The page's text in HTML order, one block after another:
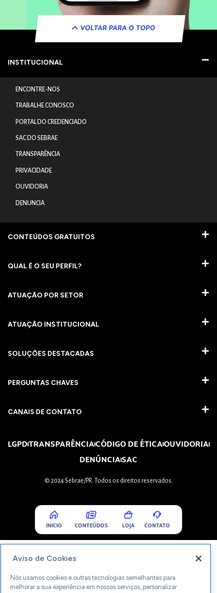
VOLTAR PARA O TOPO
INSTITUCIONAL
ENCONTRE-NOS
TRABALHE CONOSCO
PORTAL DO CREDENCIADO
SAC DO SEBRAE
TRANSPARÊNCIA
PRIVACIDADE
OUVIDORIA
DENUNCIA
CONTEÚDOS GRATUITOS
QUAL É O SEU PERFIL?
ATUAÇÃO POR SETOR
ATUAÇÃO INSTITUCIONAL
SOLUÇÕES DESTACADAS
PERGUNTAS CHAVES​
CANAIS DE CONTATO
LGPDTRANSPARÊNCIACÓDIGO DE ÉTICAOUVIDORIA
DENÚNCIASAC
© 2024 Sebrae/PR. Todos os direitos reservados.
INICIO CONTEÚDOS LOJA CONTATO
Aviso de Cookies
Nós usamos cookies e outras tecnologias semelhantes para
melhorar a sua experiência em nossos serviços, personalizar